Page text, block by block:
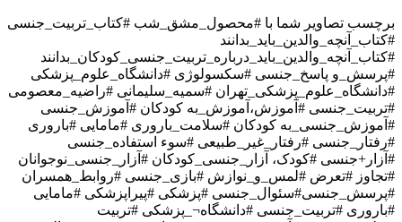
برچسب تصاویر شما با #محصول_مشق_شب #کتاب_تربیت_جنسی
#کتاب_آنچه_والدین_باید_بدانند
#کتاب_آنچه_والدین_باید_درباره_تربیت_جنسی_کودکان_بدانند
#پرسش_و پاسخ_جنسی #سکسولوژی #دانشگاه_علوم_پزشکی
#دانشگاه_علوم_پزشکی_تهران #سمیه_سلیمانی #راضیه_معصومی
#تربیت_جنسی #آموزش،‌آموزش_به کودکان #آموزش_جنسی
#آموزش_جنسی_به کودکان #سلامت_باروری #مامایی #باروری
#رفتار_جنسی #رفتار_غیر_طبیعی #سوء استفاده_جنسی
#آزار+جنسی #کودک، آزار_جنسی_کودکان #آزار_جنسی_نوجوانان
#تجاوز #تعرض #لمس_و_نوازش #بازی_جنسی #روابط_همسران
#پرسش_جنسی#سئوال_جنسی #پزشکی #پیراپزشکی #مامایی
#باروری #تربیت_جنسی #دانشگاه¬_پزشکی #تربیت